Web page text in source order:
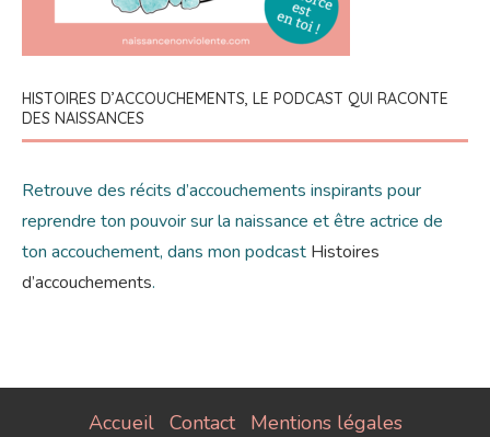
HISTOIRES D’ACCOUCHEMENTS, LE PODCAST QUI RACONTE
DES NAISSANCES
Retrouve des récits d’accouchements inspirants pour
reprendre ton pouvoir sur la naissance et être actrice de
ton accouchement, dans mon podcast Histoires
d’accouchements.
Accueil Contact Mentions légales